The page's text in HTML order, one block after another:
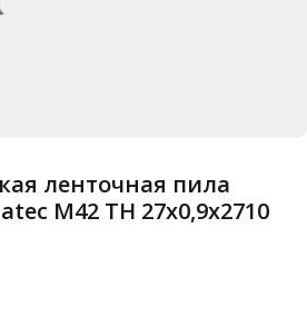
ленточная пила
M42 TH 27х0,9x2710